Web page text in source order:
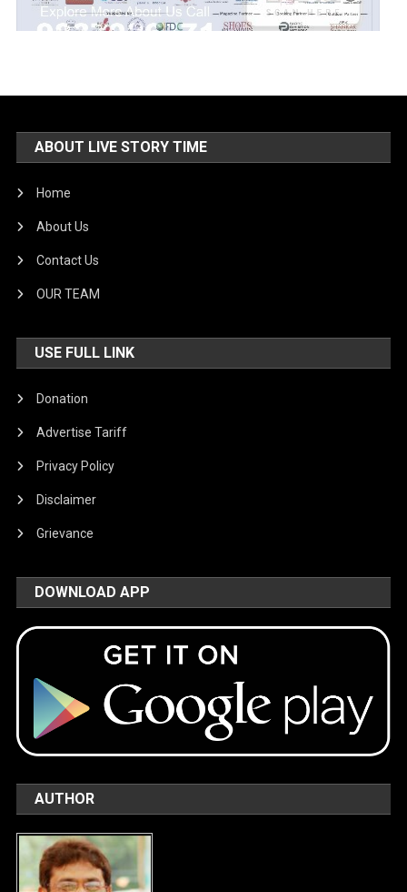
ABOUT LIVE STORY TIME
Home
About Us
Contact Us
OUR TEAM
USE FULL LINK
Donation
Advertise Tariff
Privacy Policy
Disclaimer
Grievance
DOWNLOAD APP
AUTHOR